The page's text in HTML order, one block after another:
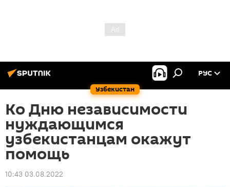
Узбекистан
РУС
Ко Дню независимости
нуждающимся
узбекистанцам окажут
помощь
10:43 03.08.2022